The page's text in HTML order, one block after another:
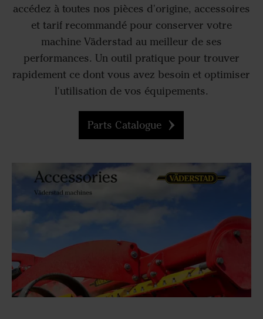
accédez à toutes nos pièces d'origine, accessoires
et tarif recommandé pour conserver votre
machine Väderstad au meilleur de ses
performances. Un outil pratique pour trouver
rapidement ce dont vous avez besoin et optimiser
l'utilisation de vos équipements.
Parts Catalogue